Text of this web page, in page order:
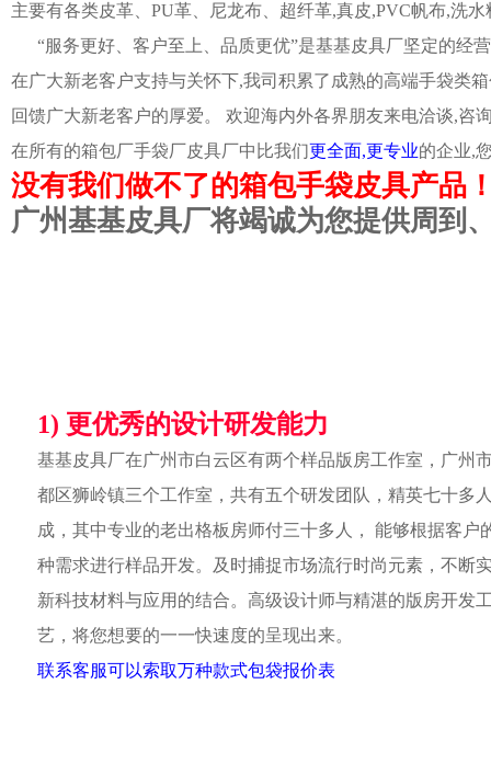
主要有各类皮革、PU革、尼龙布、超纤革,真皮,PVC帆布,洗
“服务更好、客户至上、品质更优”是基基皮具厂坚定的经
在广大新老客户支持与关怀下,我司积累了成熟的高端手袋类
回馈广大新老客户的厚爱。 欢迎海内外各界朋友来电洽谈,咨
在所有的箱包厂手袋厂皮具厂中比我们更全面,更专业的企业,
没有我们做不了的箱包手袋皮具产品
广州基基皮具厂将竭诚为您提供周到
1) 更优秀的设计研发能力
基基皮具厂在广州市白云区有两个样品版房工作室，广州
都区狮岭镇三个工作室，共有五个研发团队，精英七十多
成，其中专业的老出格板房师付三十多人， 能够根据客户
种需求进行样品开发。及时捕捉市场流行时尚元素，不断
新科技材料与应用的结合。高级设计师与精湛的版房开发
艺，将您想要的一一快速度的呈现出来。
联系客服可以索取万种款式包袋报价表